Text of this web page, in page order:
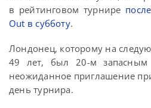
в рейтинговом турнире
Out в субботу.
Лондонец, которому на
49 лет, был 20-м запасным
неожиданное приглашение
день турнира.